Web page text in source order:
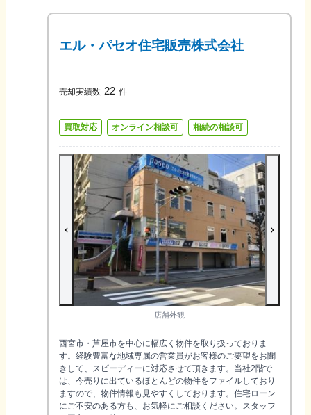
エル・パセオ住宅販売株式会社
売却実績数 22 件
買取対応 オンライン相談可 相続の相談可
店舗外観
西宮市・芦屋市を中心に幅広く物件を取り扱っておりま
す。経験豊富な地域専属の営業員がお客様のご要望をお聞
きして、スピーディーに対応させて頂きます。当社2階で
は、今売りに出ているほとんどの物件をファイルしており
ますので、物件情報も見やすくしております。住宅ローン
にご不安のある方も、お気軽にご相談ください。スタッフ